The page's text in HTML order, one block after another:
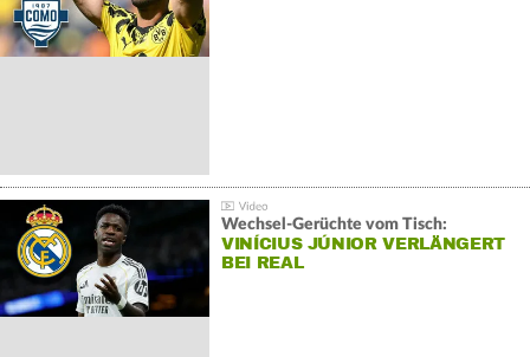
Wechsel-Gerüchte vom Tisch:
VINÍCIUS JÚNIOR VERLÄNGERT
BEI REAL